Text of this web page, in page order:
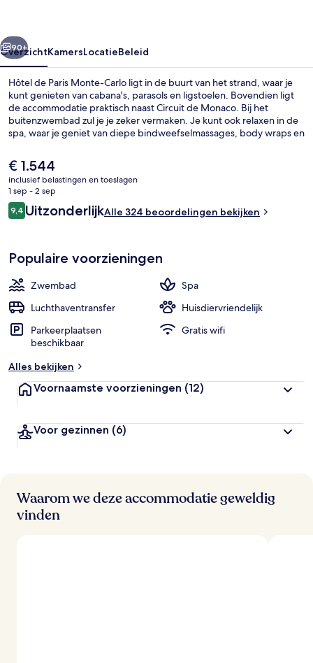
Volgende
90+
OverzichtKamersLocatieBeleid
Hôtel de Paris Monte-Carlo ligt in de buurt van het strand, waar je
kunt genieten van cabana's, parasols en ligstoelen. Bovendien ligt
de accommodatie praktisch naast Circuit de Monaco. Bij het
buitenzwembad zul je je zeker vermaken. Je kunt ook relaxen in de
spa, waar je geniet van diepe bindweefselmassages, body wraps en
restaurants, serveert Franse gerechten en is geopend voor de lunch
en het diner. Dit hotel in luxe stijl biedt daarnaast voordelen zoals
een casino, een bar/lounge en een fitnesscentrum.
De
huidige
prijs
is
€ 1.544
€ 1.544
inclusief belastingen en toeslagen
1 sep - 2 sep
Beoordelingen
9,49,4 op 10 –
UitzonderlijkAlle 324 beoordelingen bekijken
Populaire voorzieningen
Zwembad
Spa
Luchthaventransfer
Huisdiervriendelijk
Parkeerplaatsen
beschikbaar
Gratis wifi
Alles bekijken
Voornaamste voorzieningen (12)
Voor gezinnen (6)
Waarom we deze accommodatie geweldig
vinden